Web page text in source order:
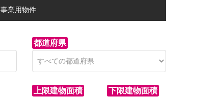
事業用物件
都道府県
上限建物面積 下限建物面積